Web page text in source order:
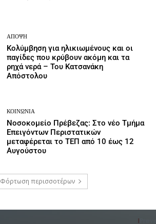
ΆΠΟΨΗ
Κολύμβηση για ηλικιωμένους και οι
παγίδες που κρύβουν ακόμη και τα
ρηχά νερά – Του Κατσανάκη
Απόστολου
ΚΟΙΝΩΝΙΑ
Νοσοκομείο Πρέβεζας: Στο νέο Τμήμα
Επειγόντων Περιστατικών
μεταφέρεται το ΤΕΠ από 10 έως 12
Αυγούστου
Φόρτωση περισσοτέρων